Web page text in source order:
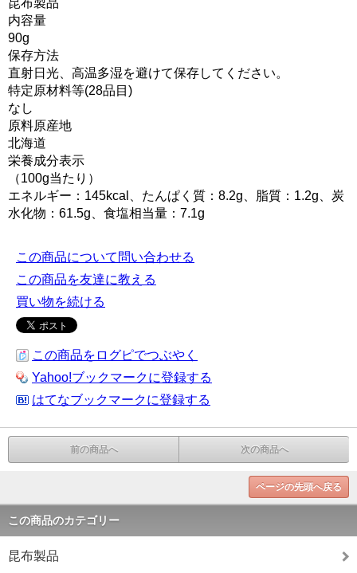
昆布製品
内容量
90g
保存方法
直射日光、高温多湿を避けて保存してください。
特定原材料等(28品目)
なし
原料原産地
北海道
栄養成分表示
（100g当たり）
エネルギー：145kcal、たんぱく質：8.2g、脂質：1.2g、炭
水化物：61.5g、食塩相当量：7.1g
この商品について問い合わせる
この商品を友達に教える
買い物を続ける
この商品をログピでつぶやく
Yahoo!ブックマークに登録する
はてなブックマークに登録する
前の商品へ 次の商品へ
ページの先頭へ戻る
この商品のカテゴリー
昆布製品